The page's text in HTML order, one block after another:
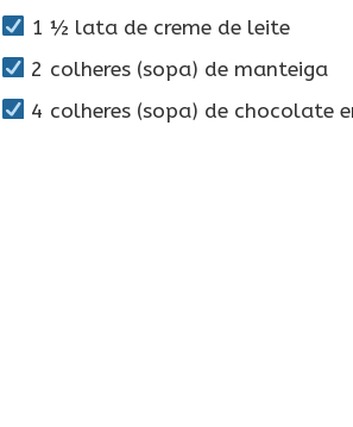
1 ½ lata de creme de leite
2 colheres (sopa) de manteiga
4 colheres (sopa) de chocolate